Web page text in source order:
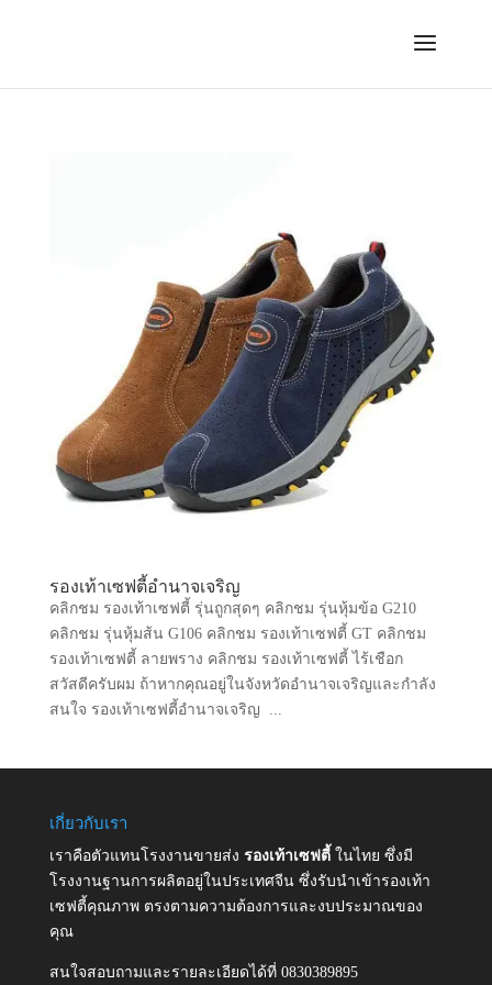
รองเท้าเซฟตี้อำนาจเจริญ
คลิกชม รองเท้าเซฟตี้ รุ่นถูกสุดๆ คลิกชม รุ่นหุ้มข้อ G210
คลิกชม รุ่นหุ้มส้น G106 คลิกชม รองเท้าเซฟตี้ GT คลิกชม
รองเท้าเซฟตี้ ลายพราง คลิกชม รองเท้าเซฟตี้ ไร้เชือก
สวัสดีครับผม ถ้าหากคุณอยู่ในจังหวัดอำนาจเจริญและกำลัง
สนใจ รองเท้าเซฟตี้อำนาจเจริญ ...
เกี่ยวกับเรา
เราคือตัวแทนโรงงานขายส่ง รองเท้าเซฟตี้ ในไทย ซึ่งมี
โรงงานฐานการผลิตอยู่ในประเทศจีน ซึ่งรับนำเข้ารองเท้า
เซฟตี้คุณภาพ ตรงตามความต้องการและงบประมาณของ
คุณ
สนใจสอบถามและรายละเอียดได้ที่ 0830389895